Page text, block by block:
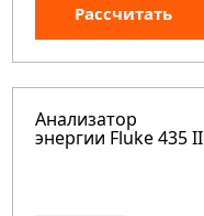
Рассчитать
Анализатор
энергии Fluke 435 II